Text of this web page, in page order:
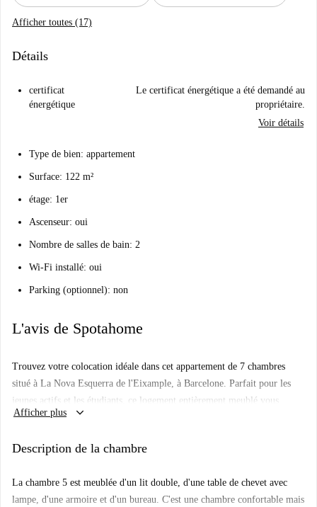
Afficher toutes (17)
Détails
certificat
énergétique
Le certificat énergétique a été demandé au
propriétaire.
Voir détails
Type de bien: appartement
Surface: 122 m²
étage: 1er
Ascenseur: oui
Nombre de salles de bain: 2
Wi-Fi installé: oui
Parking (optionnel): non
L'avis de Spotahome
Trouvez votre colocation idéale dans cet appartement de 7 chambres
situé à La Nova Esquerra de l'Eixample, à Barcelone. Parfait pour les
jeunes actifs et les étudiants, ce logement entièrement meublé vous
garantit confort et praticité durant votre séjour. Il comprend une cuisine
est interdit de fumer et les animaux de compagnie ne sont pas admis. Le
Afficher plus keyboard_arrow_down
Description de la chambre
La chambre 5 est meublée d'un lit double, d'une table de chevet avec
lampe, d'une armoire et d'un bureau. C'est une chambre confortable mais